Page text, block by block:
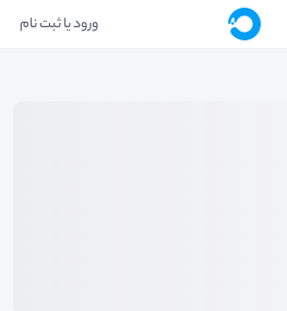
ورود یا ثبت نام